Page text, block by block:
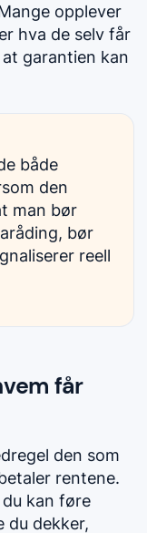
opplever
hva de selv får
garantien kan
både
den
man bør
bør
reell
får
den som
rentene.
kan føre
du dekker,